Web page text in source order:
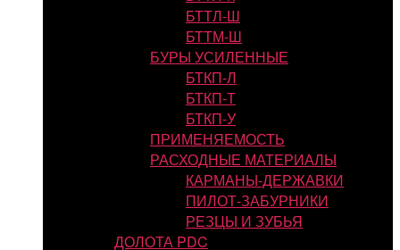
БТТЛ-Ш
БТТМ-Ш
БУРЫ УСИЛЕННЫЕ
БТКП-Л
БТКП-Т
БТКП-У
ПРИМЕНЯЕМОСТЬ
РАСХОДНЫЕ МАТЕРИАЛЫ
КАРМАНЫ-ДЕРЖАВКИ
ПИЛОТ-ЗАБУРНИКИ
РЕЗЦЫ И ЗУБЬЯ
ДОЛОТА PDC